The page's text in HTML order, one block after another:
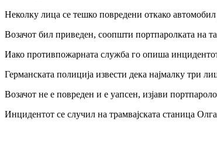
Неколку лица се тешко повредени откако
Возачот бил приведен, соопшти портпаролката на
Иако противпожарната служба го опиша инцидентот
Германската полиција извести дека најмалку три
Возачот не е повреден и е уапсен, изјави
Инцидентот се случил на трамвајската станица